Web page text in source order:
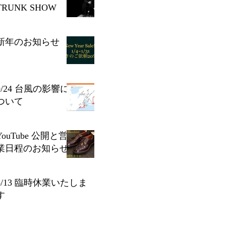
SHOW
年のお知らせ
24 台風の影響に
いて
公開と営
日程のお知らせ
13 臨時休業いたしま